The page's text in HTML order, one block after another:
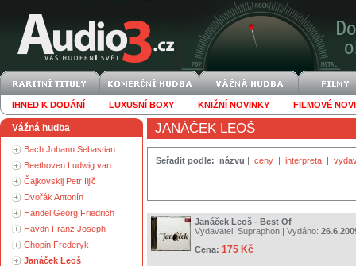
IHNED K DODÁNÍ LUXUSNÍ BOXY KNIŽNÍ NOVINKY FILMOVÉ
Vážná hudba
Bach Johann Sebastian
Beethoven Ludwig van
Čajkovskij Petr Iljič
Dvořák Antonín
Händel Georg Friedrich
Haydn Franz Joseph
Chopin Frederyk
Janáček Leoš
JANÁČEK LEOŠ
Seřadit podle: názvu | ceny | interpreta |
Janáček Leoš - Best Of
Vydavatel: Supraphon | Vydáno:
Cena: 175 Kč